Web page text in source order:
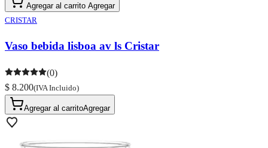
Agregar al carrito Agregar
CRISTAR
Vaso bebida lisboa av ls Cristar
(0)
$ 8.200(IVA Incluido)
Agregar al carritoAgregar